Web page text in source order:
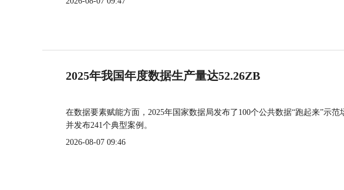
2025年我国年度数据生产量达52.26ZB
在数据要素赋能方面，2025年国家数据局发布了100个公共数据“跑起来”示
并发布241个典型案例。
2026-08-07 09:46